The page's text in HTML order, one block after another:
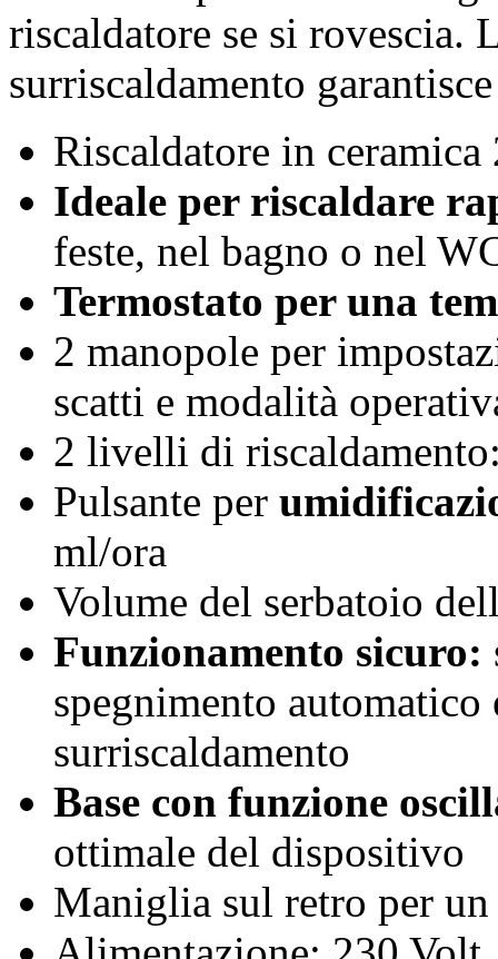
riscaldatore se si rovescia.
surriscaldamento
Riscaldatore in
Ideale per riscaldare
feste, nel bagno o nel
Termostato per una
2 manopole per
scatti e modalità
2 livelli di
Pulsante per
ml/ora
Volume del serbatoio
Funzionamento sicuro:
spegnimento
surriscaldamento
Base con funzione
ottimale del dispositivo
Maniglia sul retro per